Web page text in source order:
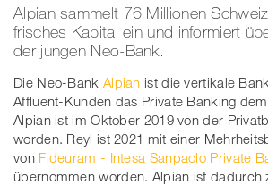
Alpian sammelt 76 Millionen
frisches Kapital ein und informiert
der jungen Neo-Bank.
Die Neo-Bank Alpian ist die vertikale
Affluent-Kunden das Private Banking
Alpian ist im Oktober 2019 von der
worden. Reyl ist 2021 mit einer
von Fideuram - Intesa Sanpaolo Private
übernommen worden. Alpian ist dadurch